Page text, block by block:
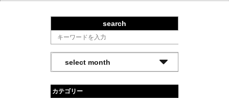
search
カテゴリー